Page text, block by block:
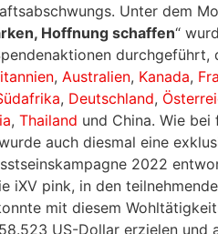
Unter dem
Hoffnung schaffen“
durchgeführt,
, Australien, Kanada,
, Deutschland,
, Thailand und China. Wie bei
auch diesmal eine
2022
iXV pink, in den
mit diesem
US-Dollar erzielen und